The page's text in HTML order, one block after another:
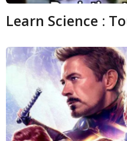
Learn Science :